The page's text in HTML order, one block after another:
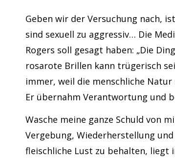
Apple Podcasts
RSS FEED
TEILEN
LINK
EMBED
Geben wir der Versuchung nach,
sind sexuell zu aggressiv… Die
Rogers soll gesagt haben: „Die
rosarote Brillen kann trügerisch
immer, weil die menschliche
Er übernahm Verantwortung und
Wasche meine ganze Schuld von
Vergebung, Wiederherstellung
fleischliche Lust zu behalten, liegt